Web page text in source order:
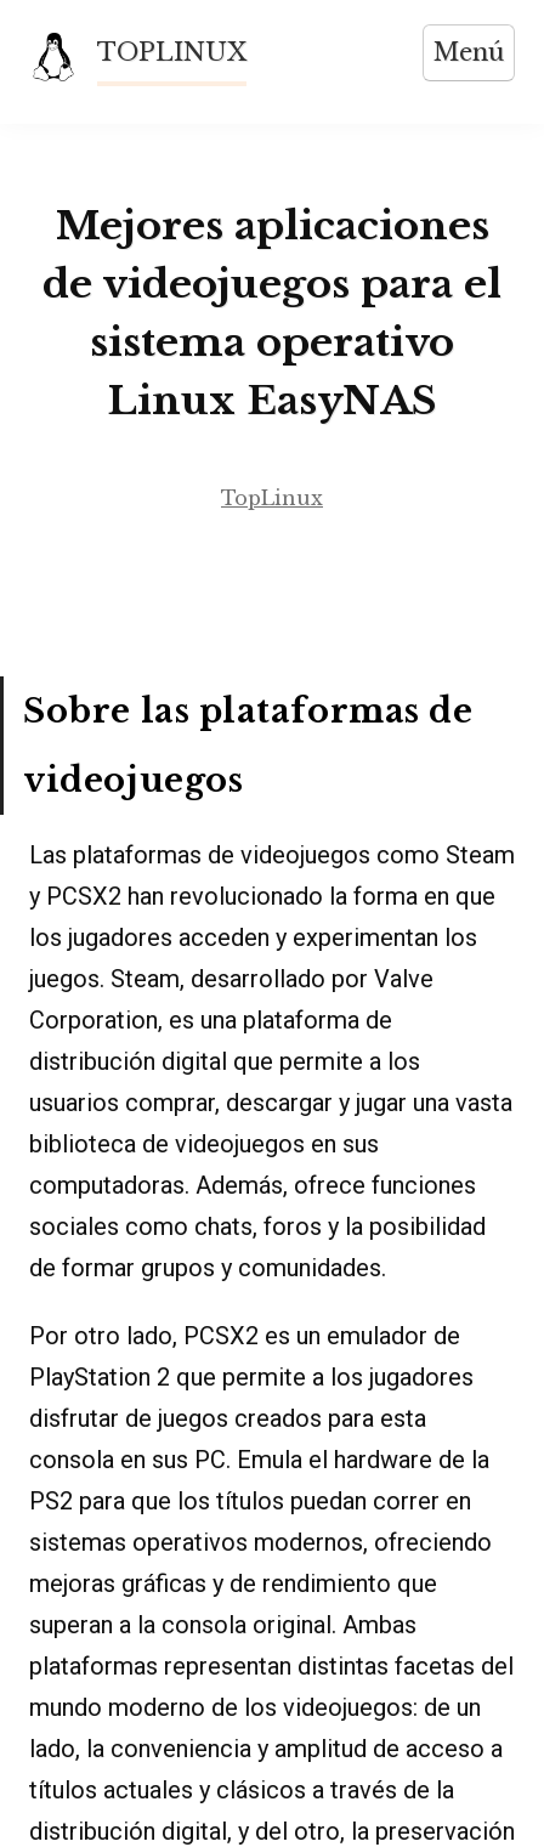
contenido
TOPLINUX Menú
Mejores aplicaciones
de videojuegos para el
sistema operativo
Linux EasyNAS
TopLinux
Sobre las plataformas de
videojuegos
Las plataformas de videojuegos como Steam
y PCSX2 han revolucionado la forma en que
los jugadores acceden y experimentan los
juegos. Steam, desarrollado por Valve
Corporation, es una plataforma de
distribución digital que permite a los
usuarios comprar, descargar y jugar una vasta
biblioteca de videojuegos en sus
computadoras. Además, ofrece funciones
sociales como chats, foros y la posibilidad
de formar grupos y comunidades.
Por otro lado, PCSX2 es un emulador de
PlayStation 2 que permite a los jugadores
disfrutar de juegos creados para esta
consola en sus PC. Emula el hardware de la
PS2 para que los títulos puedan correr en
sistemas operativos modernos, ofreciendo
mejoras gráficas y de rendimiento que
superan a la consola original. Ambas
plataformas representan distintas facetas del
mundo moderno de los videojuegos: de un
lado, la conveniencia y amplitud de acceso a
títulos actuales y clásicos a través de la
distribución digital, y del otro, la preservación